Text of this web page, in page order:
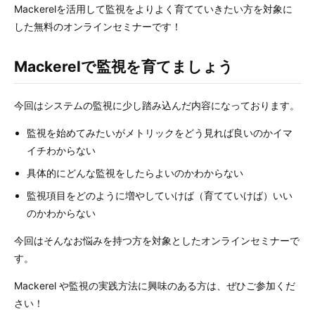
Mackerelを活用して監視をよりよく育てていきたい方を対象に
した無料のオンラインセミナーです！
Mackerelで監視を育てましょう
今回はシステムの監視に少し踏み込んだ内容になっております。
監視を始めてみたいがメトリックをどう見れば良いのかイマ
イチわからない
具体的にどんな監視をしたらよいのかわからない
監視項目をどのように増やしていけば（育てていけば）いい
のかわからない
今回はそんなお悩みを持つ方を対象としたオンラインセミナーで
す。
Mackerel や監視の実践方法に興味のある方は、ぜひご参加くだ
さい！